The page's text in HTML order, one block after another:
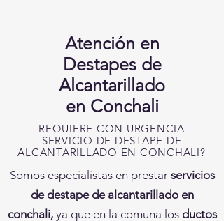
Atención en
Destapes de
Alcantarillado
en Conchali
REQUIERE CON URGENCIA
SERVICIO DE DESTAPE DE
ALCANTARILLADO EN CONCHALI?
Somos especialistas en prestar servicios
de destape de alcantarillado en
conchali,ya que en la comuna los ductos